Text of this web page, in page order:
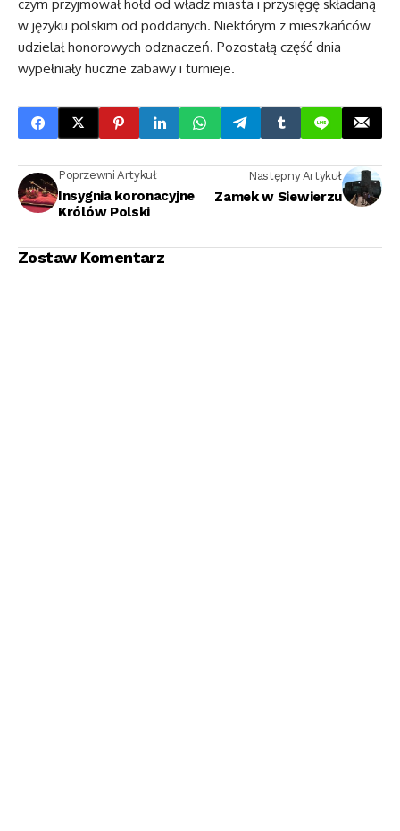
czym przyjmował hołd od władz miasta i przysięgę składaną
w języku polskim od poddanych. Niektórym z mieszkańców
udzielał honorowych odznaczeń. Pozostałą część dnia
wypełniały huczne zabawy i turnieje.
Poprzewni Artykuł
Insygnia koronacyjne
Królów Polski
Następny Artykuł
Zamek w Siewierzu
Zostaw Komentarz